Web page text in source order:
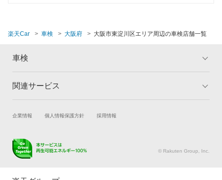
楽天Car 車検 大阪府 大阪市東淀川区エリア周辺の車検店舗一覧
車検
トップ
車検の基礎知識 キャンペーン一覧
関連サービス
試乗・商談 新車購入
キズ修理予約
メンテナンス管理
タイヤ交換サービス
企業情報 個人情報保護方針 採用情報
© Rakuten Group, Inc.